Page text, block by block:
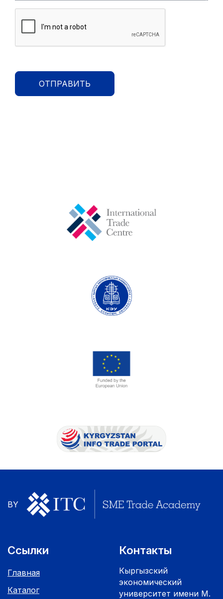
ОТПРАВИТЬ
BY
Ссылки
Главная
Каталог
Контакты
Кыргызский
экономический
университет имени М.